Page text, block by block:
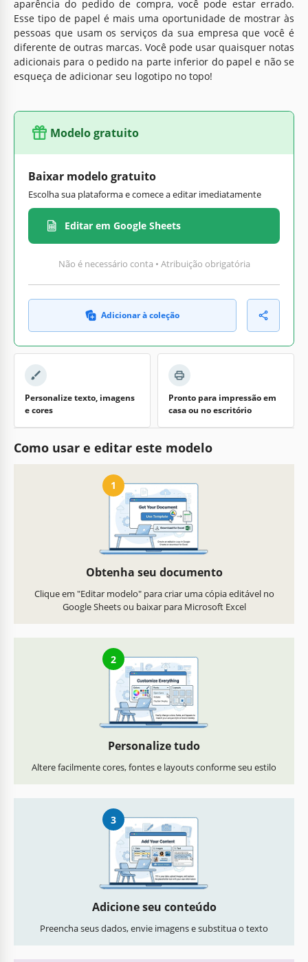
aparência do pedido de compra, você pode estar errado.
Esse tipo de papel é mais uma oportunidade de mostrar às
pessoas que usam os serviços da sua empresa que você é
diferente de outras marcas. Você pode usar quaisquer notas
adicionais para o pedido na parte inferior do papel e não se
esqueça de adicionar seu logotipo no topo!
Modelo gratuito
Baixar modelo gratuito
Escolha sua plataforma e comece a editar imediatamente
Editar em Google Sheets
Não é necessário conta • Atribuição obrigatória
Adicionar à coleção
Personalize texto, imagens
e cores
Pronto para impressão em
casa ou no escritório
Como usar e editar este modelo
1
Obtenha seu documento
Clique em "Editar modelo" para criar uma cópia editável no
Google Sheets ou baixar para Microsoft Excel
2
Personalize tudo
Altere facilmente cores, fontes e layouts conforme seu estilo
3
Adicione seu conteúdo
Preencha seus dados, envie imagens e substitua o texto